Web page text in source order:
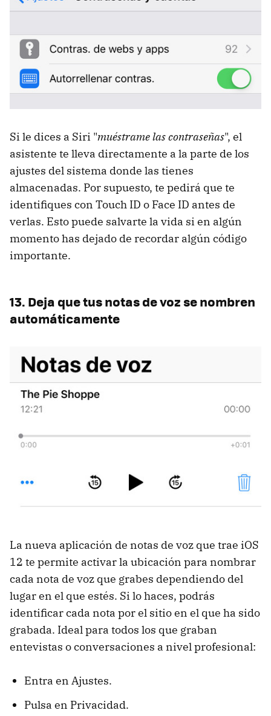
Si le dices a Siri "muéstrame las contraseñas", el
asistente te lleva directamente a la parte de los
ajustes del sistema donde las tienes
almacenadas. Por supuesto, te pedirá que te
identifiques con Touch ID o Face ID antes de
verlas. Esto puede salvarte la vida si en algún
momento has dejado de recordar algún código
importante.
13. Deja que tus notas de voz se nombren
automáticamente
La nueva aplicación de notas de voz que trae iOS
12 te permite activar la ubicación para nombrar
cada nota de voz que grabes dependiendo del
lugar en el que estés. Si lo haces, podrás
identificar cada nota por el sitio en el que ha sido
grabada. Ideal para todos los que graban
entevistas o conversaciones a nivel profesional:
Entra en Ajustes.
Pulsa en Privacidad.